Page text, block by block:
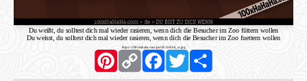
Du weißt, du solltest dich mal wieder rasieren, wenn dich die Besucher im Zoo füttern wollen
Du weisst, du solltest dich mal wieder rasieren, wenn dich die Besucher im Zoo fuettern wollen
https://100xhahaha.com/pic!651162b6_st.jpg
PinterestCopy
Link
FacebookTwitter Share